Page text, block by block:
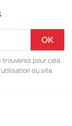
trouverez pour cela
du site.